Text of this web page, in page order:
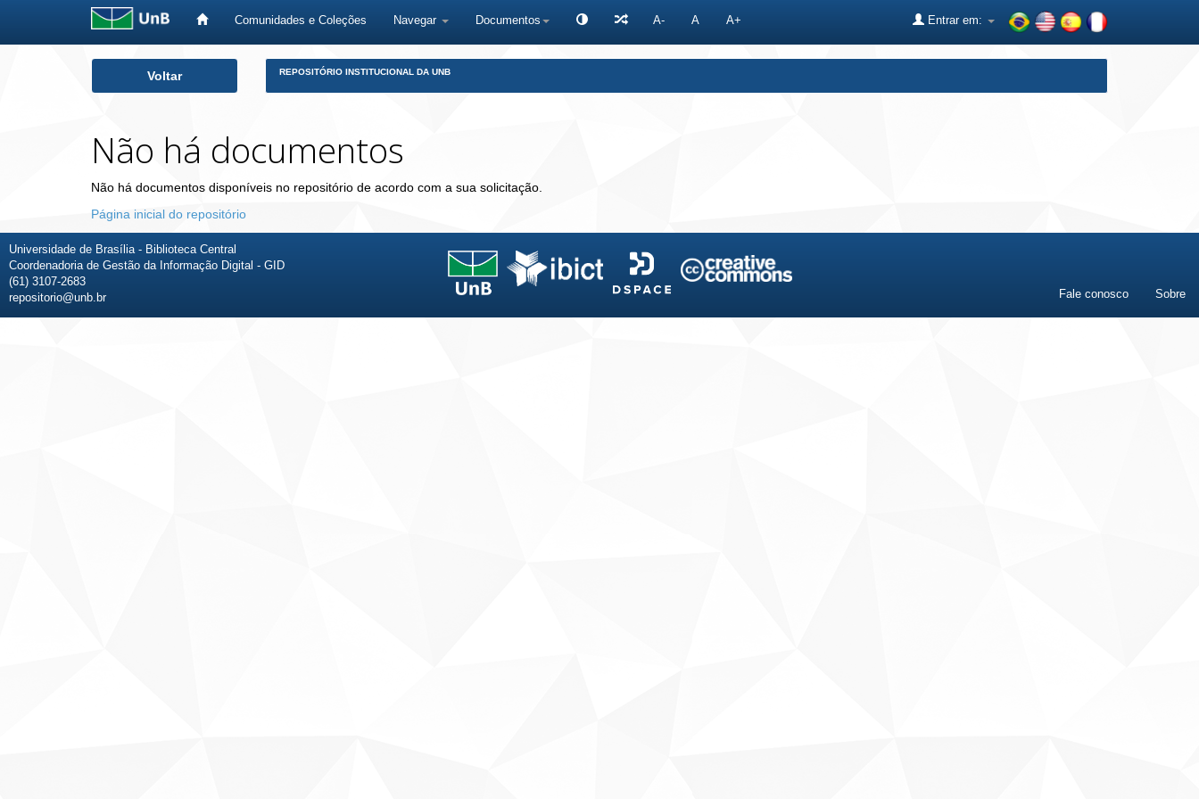
Comunidades e Coleções Navegar Documentos A- A A+ Entrar em:
Voltar REPOSITÓRIO INSTITUCIONAL DA UNB
Não há documentos
Não há documentos disponíveis no repositório de acordo com a sua solicitação.
Página inicial do repositório
Universidade de Brasília - Biblioteca Central
Coordenadoria de Gestão da Informação Digital - GID
(61) 3107-2683
repositorio@unb.br
Fale conosco Sobre